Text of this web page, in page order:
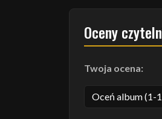
Oceny
Twoja ocena: